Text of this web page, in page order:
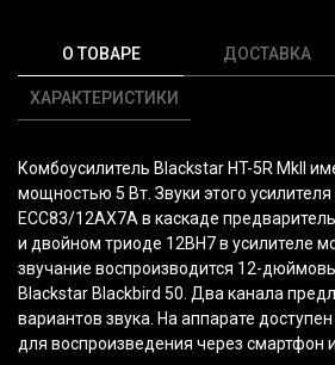
О ТОВАРЕ
ХАРАКТЕРИСТИКИ
ДОСТАВКА
Комбоусилитель Blackstar HT-5R MkII
мощностью 5 Вт. Звуки этого
ECC83/12AX7A в каскаде
и двойном триоде 12BH7 в усилителе
звучание воспроизводится 12-
Blackstar Blackbird 50. Два канала
вариантов звука. На аппарате
для воспроизведения через смартфон